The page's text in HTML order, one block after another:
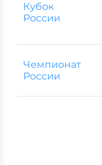
Кубок
России
Чемпионат
России